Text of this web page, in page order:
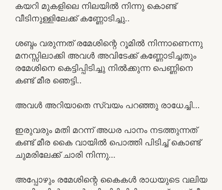
കയറി മുകളിലെ നിലയിൽ നിന്നു കൊണ്ട്
വീടിനുള്ളിലേക്ക് കണ്ണോടിച്ചു..
ശബ്ദം വരുന്നത് രമേശിന്റെ റൂമിൽ നിന്നാണെന്നു
മനസ്സിലാക്കി അവൾ അവിടേക്ക് കണ്ണോടിച്ചതും
രമേശിനെ കെട്ടിപ്പിടിച്ചു നിൽക്കുന്ന പെണ്ണിനെ
കണ്ട് മീര ഞെട്ടി..
അവൾ അറിയാതെ സ്വയം പറഞ്ഞു രാധേച്ചി…
ഇരുവരും മതി മറന്ന് അധര പാനം നടത്തുന്നത്
കണ്ട് മീര കൈ വായിൽ പൊത്തി പിടിച്ച് കൊണ്ട്
ചുമരിലേക്ക് ചാരി നിന്നു…
അപ്പോഴും രമേശിന്റെ കൈകൾ രാധയുടെ വലിയ